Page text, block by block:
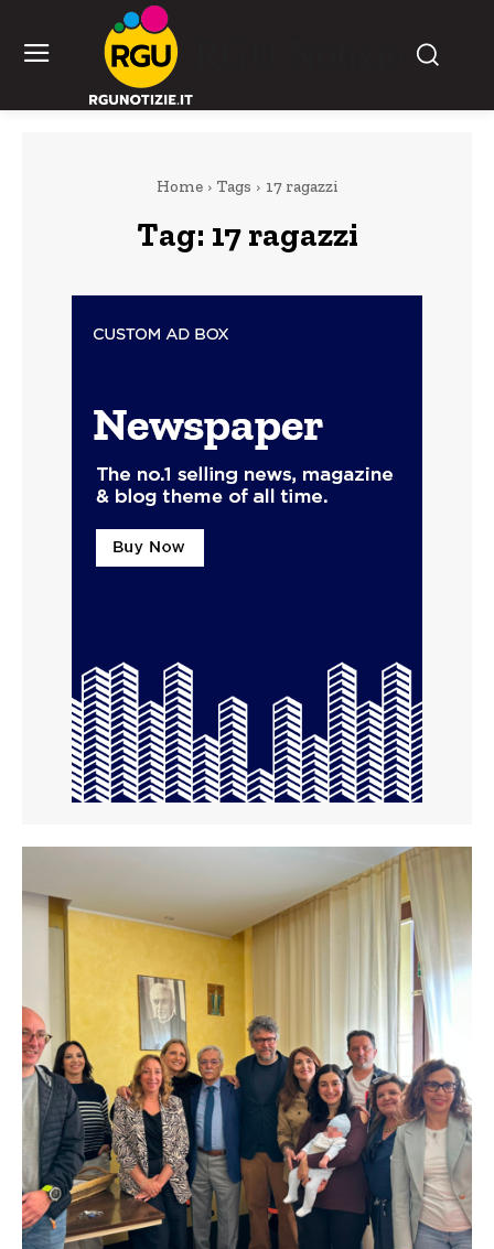
Home Tags 17 ragazzi
Tag: 17 ragazzi